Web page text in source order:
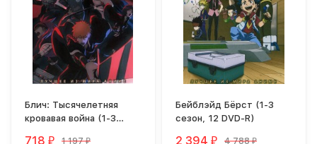
Блич: Тысячелетняя
кровавая война (1-3
718₽ 1 197₽
Бейблэйд Бёрст (1-3
сезон, 12 DVD-R)
2 394₽ 4 788₽